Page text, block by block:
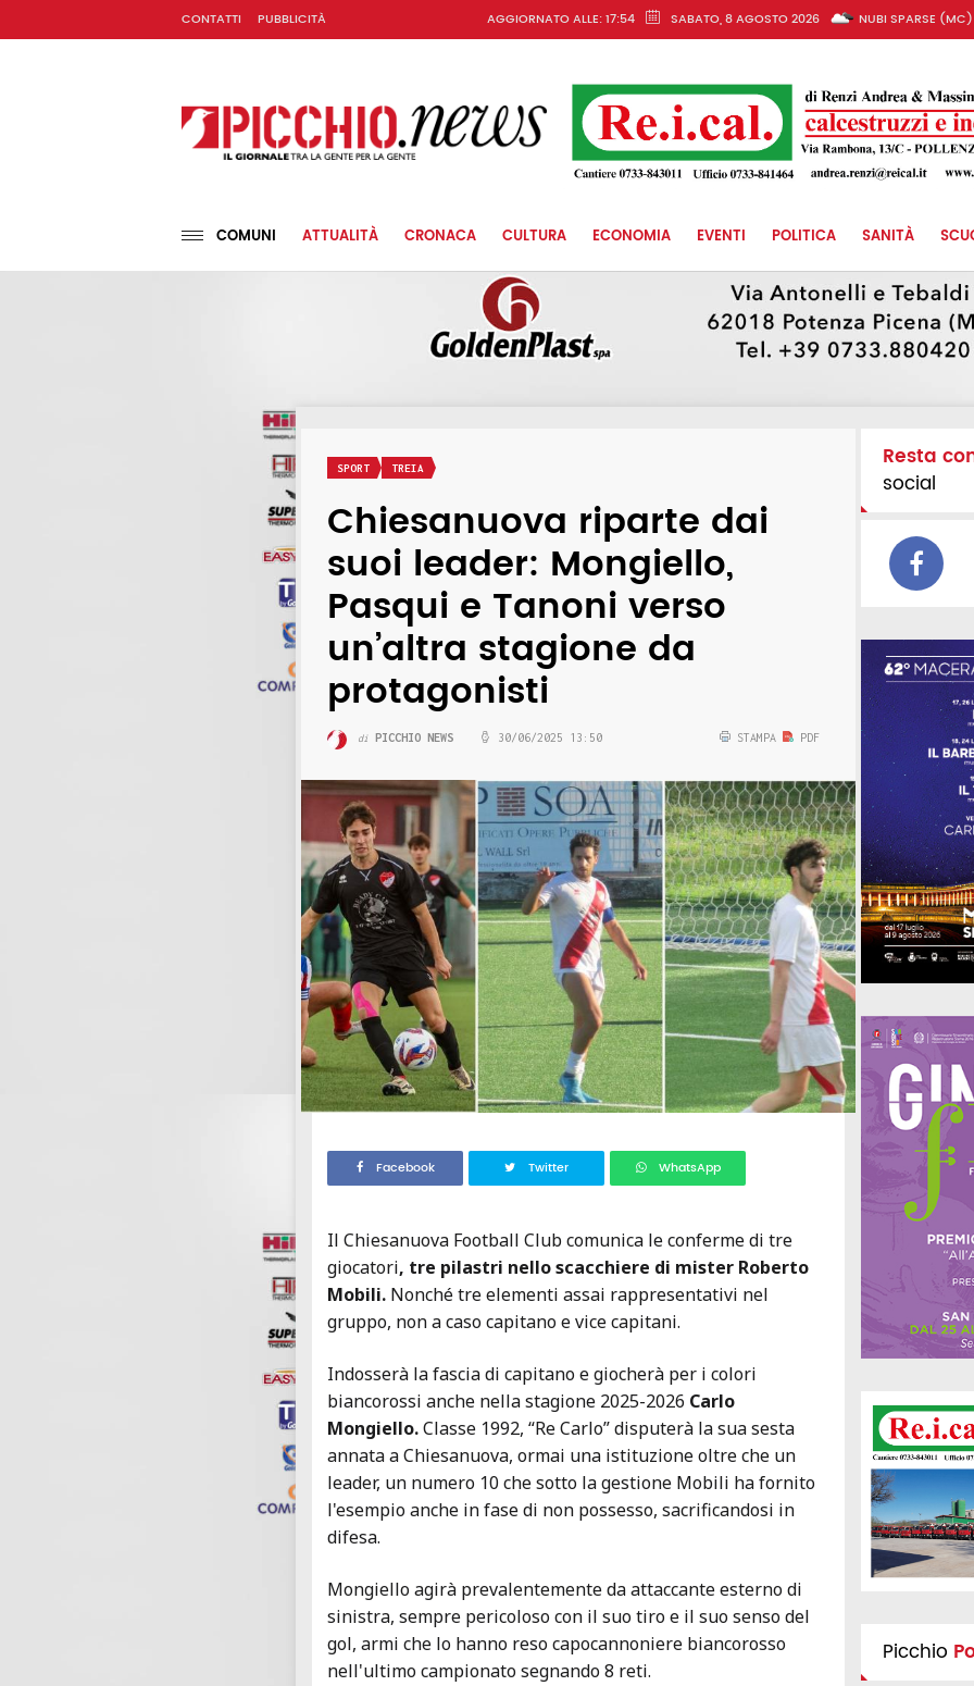
CONTATTI PUBBLICITÀ AGGIORNATO ALLE: 17:54 SABATO, 8 AGOSTO 2026 NUBI SPARSE (MC)
COMUNI ATTUALITÀ CRONACA CULTURA ECONOMIA EVENTI POLITICA SANITÀ
SPORT TREIA
Chiesanuova riparte dai
suoi leader: Mongiello,
Pasqui e Tanoni verso
un’altra stagione da
protagonisti
di PICCHIO NEWS 30/06/2025 13:50 STAMPA PDF
Facebook Twitter WhatsApp
Il Chiesanuova Football Club comunica le conferme di tre
giocatori, tre pilastri nello scacchiere di mister Roberto
Mobili. Nonché tre elementi assai rappresentativi nel
gruppo, non a caso capitano e vice capitani.
Indosserà la fascia di capitano e giocherà per i colori
biancorossi anche nella stagione 2025-2026 Carlo
Mongiello.Classe 1992, “Re Carlo” disputerà la sua sesta
annata a Chiesanuova, ormai una istituzione oltre che un
leader, un numero 10 che sotto la gestione Mobili ha fornito
l'esempio anche in fase di non possesso, sacrificandosi in
difesa.
Mongiello agirà prevalentemente da attaccante esterno di
sinistra, sempre pericoloso con il suo tiro e il suo senso del
gol, armi che lo hanno reso capocannoniere biancorosso
nell'ultimo campionato segnando 8 reti.
Resta
social
Picchio